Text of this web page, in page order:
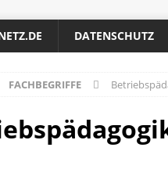
DATENSCHUTZ
FACHBEGRIFFE